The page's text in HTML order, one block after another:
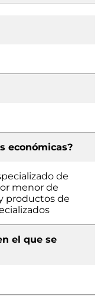
económicas?
de
menor de
productos de
el que se